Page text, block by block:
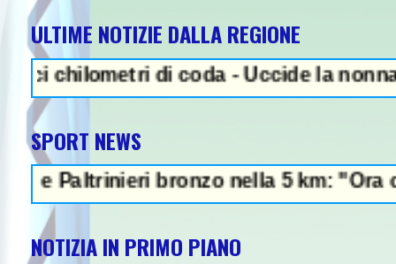
ULTIME NOTIZIE DALLA REGIONE
di coda - Uccide la nonna a
SPORT NEWS
bronzo nella 5 km: "Ora ci
NOTIZIA IN PRIMO PIANO
NEWS IN EVIDENZA -